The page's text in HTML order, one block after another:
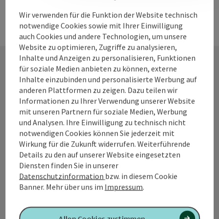
Kontakt
Tourismusverband Quellenviertel
Promenade 2
4701 Bad Schallerbach
+43 7249 42071 0
info@quellenviertel.at
Wir verwenden für die Funktion der Website technisch
notwendige Cookies sowie mit Ihrer Einwilligung
auch Cookies und andere Technologien, um unsere
Website zu optimieren, Zugriffe zu analysieren,
Inhalte und Anzeigen zu personalisieren, Funktionen
für soziale Medien anbieten zu können, externe
Inhalte einzubinden und personalisierte Werbung auf
anderen Plattformen zu zeigen. Dazu teilen wir
Informationen zu Ihrer Verwendung unserer Website
mit unseren Partnern für soziale Medien, Werbung
und Analysen. Ihre Einwilligung zu technisch nicht
notwendigen Cookies können Sie jederzeit mit
Wirkung für die Zukunft widerrufen. Weiterführende
Details zu den auf unserer Website eingesetzten
Diensten finden Sie in unserer
Datenschutzinformation bzw. in diesem Cookie
Banner. Mehr über uns im Impressum.